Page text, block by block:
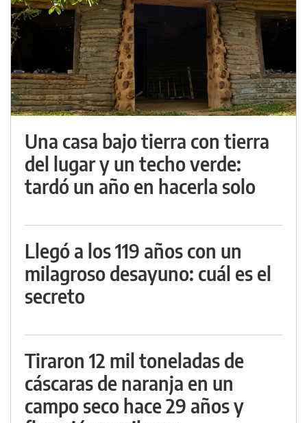
Una casa bajo tierra con tierra
del lugar y un techo verde:
tardó un año en hacerla solo
Llegó a los 119 años con un
milagroso desayuno: cuál es el
secreto
Tiraron 12 mil toneladas de
cáscaras de naranja en un
campo seco hace 29 años y